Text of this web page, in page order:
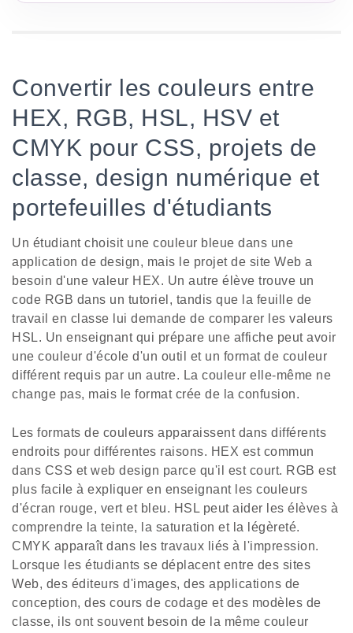
Convertir les couleurs entre
HEX, RGB, HSL, HSV et
CMYK pour CSS, projets de
classe, design numérique et
portefeuilles d'étudiants
Un étudiant choisit une couleur bleue dans une
application de design, mais le projet de site Web a
besoin d'une valeur HEX. Un autre élève trouve un
code RGB dans un tutoriel, tandis que la feuille de
travail en classe lui demande de comparer les valeurs
HSL. Un enseignant qui prépare une affiche peut avoir
une couleur d'école d'un outil et un format de couleur
différent requis par un autre. La couleur elle-même ne
change pas, mais le format crée de la confusion.
Les formats de couleurs apparaissent dans différents
endroits pour différentes raisons. HEX est commun
dans CSS et web design parce qu'il est court. RGB est
plus facile à expliquer en enseignant les couleurs
d'écran rouge, vert et bleu. HSL peut aider les élèves à
comprendre la teinte, la saturation et la légèreté.
CMYK apparaît dans les travaux liés à l'impression.
Lorsque les étudiants se déplacent entre des sites
Web, des éditeurs d'images, des applications de
conception, des cours de codage et des modèles de
classe, ils ont souvent besoin de la même couleur